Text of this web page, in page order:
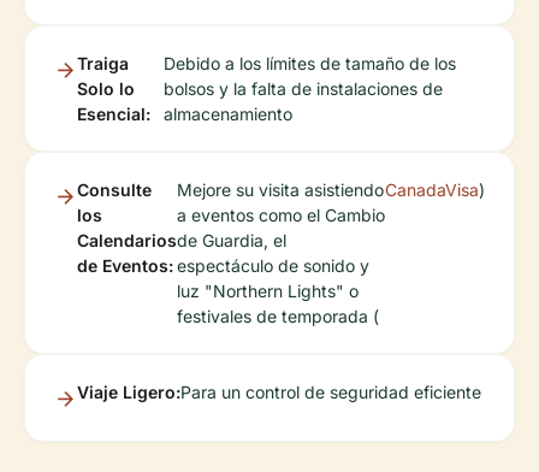
Traiga
Solo lo
Esencial:
Debido a los límites de tamaño de los
bolsos y la falta de instalaciones de
almacenamiento
Consulte
los
Calendarios
de Eventos:
Mejore su visita asistiendo
a eventos como el Cambio
de Guardia, el
espectáculo de sonido y
luz "Northern Lights" o
festivales de temporada (
CanadaVisa)
Viaje Ligero:Para un control de seguridad eficiente